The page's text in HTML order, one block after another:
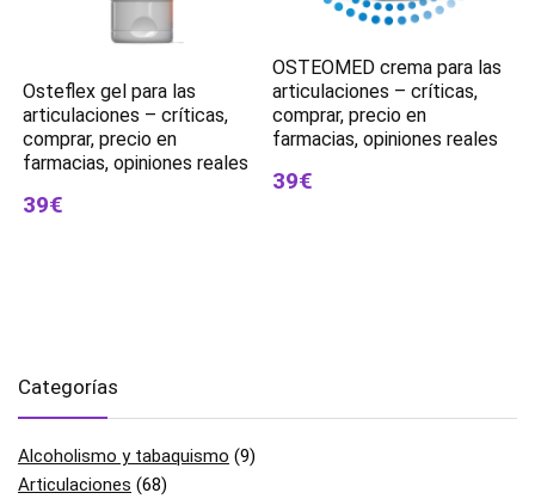
Osteflex gel para las
articulaciones – críticas,
comprar, precio en
farmacias, opiniones reales
39€
OSTEOMED crema para las
articulaciones – críticas,
comprar, precio en
farmacias, opiniones reales
39€
Categorías
Alcoholismo y tabaquismo (9)
Articulaciones (68)